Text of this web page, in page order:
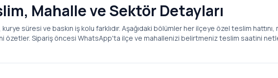
Mahalle ve Sektör Detayları
kurye süresi ve baskın iş kolu farklıdır. Aşağıdaki bölümler her ilçeye özel teslim
özetler. Sipariş öncesi WhatsApp'ta ilçe ve mahallenizi belirtmeniz teslim saatini